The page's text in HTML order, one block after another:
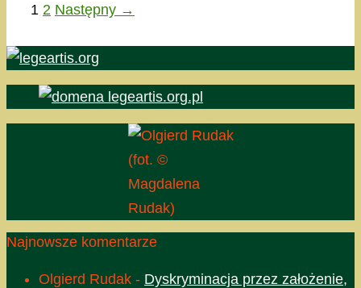
Strona
1 Strona
2 Następny →
(fot. ©
Magdalena
Rudak)
Najnowsze komentarze
Olgierd Rudak - Dyskryminacja przez założenie,